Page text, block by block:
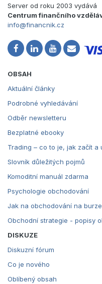
Server od roku 2003 vydává
Centrum finančního
info@financnik.cz
OBSAH
Aktuální články
Podrobné vyhledávání
Odběr newsletteru
Bezplatné ebooky
Trading – co to je, jak začít a
Slovník důležitých pojmů
Komoditní manuál zdarma
Psychologie obchodování
Jak na obchodování na burze
Obchodní strategie - popisy
DISKUZE
Diskuzní fórum
Co je nového
Oblíbený obsah